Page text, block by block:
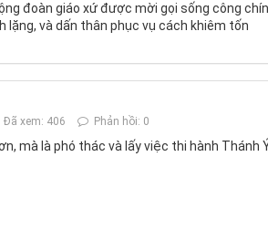
đoàn giáo xứ được mời gọi sống công
lặng, và dấn thân phục vụ cách khiêm tốn
Đã xem: 406 Phản hồi: 0
mà là phó thác và lấy việc thi hành Thánh